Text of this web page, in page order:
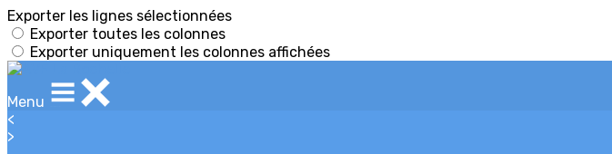
Exporter les lignes sélectionnées
Exporter toutes les colonnes
Exporter uniquement les colonnes affichées
Menu
<
>